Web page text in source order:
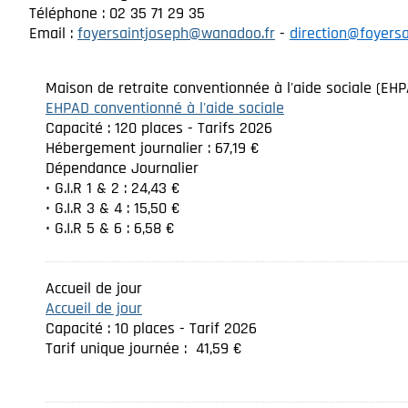
Téléphone : 02 35 71 29 35
Email : foyersaintjoseph@wanadoo.fr -
Maison de retraite conventionnée à l'aide sociale
EHPAD conventionné à l'aide sociale
Capacité : 120 places - Tarifs 2026
Hébergement journalier : 67,19 €
Dépendance Journalier
• G.I.R 1 & 2 : 24,43 €
• G.I.R 3 & 4 : 15,50 €
• G.I.R 5 & 6 : 6,58 €
Accueil de jour
Accueil de jour
Capacité : 10 places - Tarif 2026
Tarif unique journée : 41,59 €